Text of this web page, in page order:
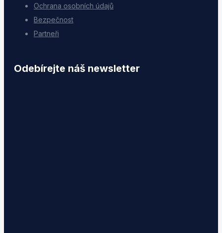
Ochrana osobních údajů
Bezpečnost
Partneři
Odebírejte náš newsletter